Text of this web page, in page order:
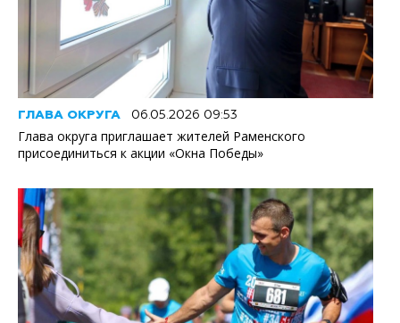
ГЛАВА ОКРУГА 06.05.2026 09:53
Глава округа приглашает жителей Раменского
присоединиться к акции «Окна Победы»